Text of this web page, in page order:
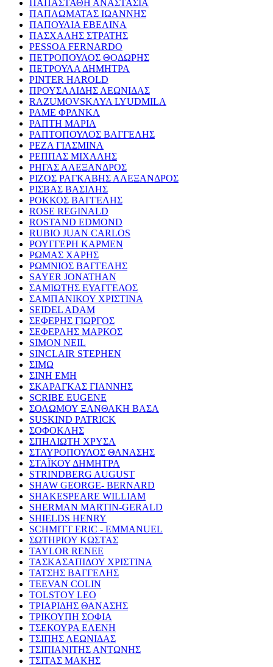
ΠΑΠΑΣΤΑΘΗ ΑΝΑΣΤΑΣΙΑ
ΠΑΠΛΩΜΑΤΑΣ ΙΩΑΝΝΗΣ
ΠΑΠΟΥΛΙΑ ΕΒΕΛΙΝΑ
ΠΑΣΧΑΛΗΣ ΣΤΡΑΤΗΣ
PESSOA FERNARDO
ΠΕΤΡΟΠΟΥΛΟΣ ΘΟΔΩΡΗΣ
ΠΕΤΡΟΥΛΑ ΔΗΜΗΤΡΑ
PINTER HAROLD
ΠΡΟΥΣΑΛΙΔΗΣ ΛΕΩΝΙΔΑΣ
RAZUMOVSKAYA LYUDMILA
ΡΑΜΕ ΦΡΑΝΚΑ
ΡΑΠΤΗ ΜΑΡΙΑ
ΡΑΠΤΟΠΟΥΛΟΣ ΒΑΓΓΕΛΗΣ
ΡΕΖΑ ΓΙΑΣΜΙΝΑ
ΡΕΠΠΑΣ ΜΙΧΑΛΗΣ
ΡΗΓΑΣ ΑΛΕΞΑΝΔΡΟΣ
ΡΙΖΟΣ ΡΑΓΚΑΒΗΣ ΑΛΕΞΑΝΔΡΟΣ
ΡΙΣΒΑΣ ΒΑΣΙΛΗΣ
ΡΟΚΚΟΣ ΒΑΓΓΕΛΗΣ
ROSE REGINALD
ROSTAND EDMOND
RUBIO JUAN CARLOS
ΡΟΥΓΓΕΡΗ ΚΑΡΜΕΝ
ΡΩΜΑΣ ΧΑΡΗΣ
ΡΩΜΝΙΟΣ ΒΑΓΓΕΛΗΣ
SAYER JONATHAN
ΣΑΜΙΩΤΗΣ ΕΥΑΓΓΕΛΟΣ
ΣΑΜΠΑΝΙΚΟΥ ΧΡΙΣΤΙΝΑ
SEIDEL ADAM
ΣΕΦΕΡΗΣ ΓΙΩΡΓΟΣ
ΣΕΦΕΡΛΗΣ ΜΑΡΚΟΣ
SIMON NEIL
SINCLAIR STEPHEN
ΣΙΜΩ
ΣΙΝΗ ΕΜΗ
ΣΚΑΡΑΓΚΑΣ ΓΙΑΝΝΗΣ
SCRIBE EUGENE
ΣΟΛΩΜΟΥ ΞΑΝΘΑΚΗ ΒΑΣΑ
SUSKIND PATRICK
ΣΟΦΟΚΛΗΣ
ΣΠΗΛΙΩΤΗ ΧΡΥΣΑ
ΣΤΑΥΡΟΠΟΥΛΟΣ ΘΑΝΑΣΗΣ
ΣΤΑΪΚΟΥ ΔΗΜΗΤΡΑ
STRINDBERG AUGUST
SHAW GEORGE- BERNARD
SHAKESPEARE WILLIAM
SHERMAN MARTIN-GERALD
SHIELDS HENRY
SCHMITT ERIC - EMMANUEL
ΣΩΤΗΡΙΟΥ ΚΩΣΤΑΣ
TAYLOR RENEE
ΤΑΣΚΑΣΑΠΙΔΟΥ ΧΡΙΣΤΙΝΑ
ΤΑΤΣΗΣ ΒΑΓΓΕΛΗΣ
TEEVAN COLIN
TOLSTOY LEO
ΤΡΙΑΡΙΔΗΣ ΘΑΝΑΣΗΣ
ΤΡΙΚΟΥΠΗ ΣΟΦΙΑ
ΤΣΕΚΟΥΡΑ ΕΛΕΝΗ
ΤΣΙΠΗΣ ΛΕΩΝΙΔΑΣ
ΤΣΙΠΙΑΝΙΤΗΣ ΑΝΤΩΝΗΣ
ΤΣΙΤΑΣ ΜΑΚΗΣ